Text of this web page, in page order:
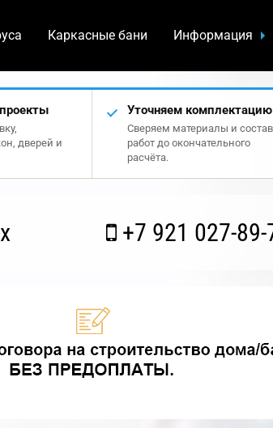
Каркасные бани Информация
дверей и
Уточняем комплектацию
Сверяем материалы и состав
работ до окончательного
расчёта.
+7 921 027-89-